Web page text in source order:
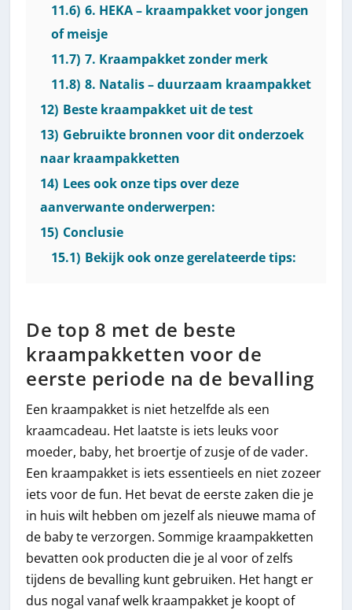
11.6) 6. HEKA – kraampakket voor jongen
of meisje
11.7) 7. Kraampakket zonder merk
11.8) 8. Natalis – duurzaam kraampakket
12) Beste kraampakket uit de test
13) Gebruikte bronnen voor dit onderzoek
naar kraampakketten
14) Lees ook onze tips over deze
aanverwante onderwerpen:
15) Conclusie
15.1) Bekijk ook onze gerelateerde tips:
De top 8 met de beste
kraampakketten voor de
eerste periode na de bevalling
Een kraampakket is niet hetzelfde als een
kraamcadeau. Het laatste is iets leuks voor
moeder, baby, het broertje of zusje of de vader.
Een kraampakket is iets essentieels en niet zozeer
iets voor de fun. Het bevat de eerste zaken die je
in huis wilt hebben om jezelf als nieuwe mama of
de baby te verzorgen. Sommige kraampakketten
bevatten ook producten die je al voor of zelfs
tijdens de bevalling kunt gebruiken. Het hangt er
dus nogal vanaf welk kraampakket je koopt of